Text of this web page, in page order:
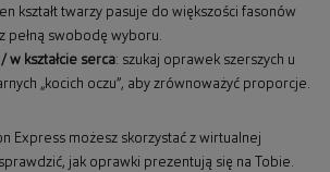
kształt twarzy pasuje do większości fasonów
pełną swobodę wyboru.
w kształcie serca: szukaj oprawek szerszych u
„kocich oczu”, aby zrównoważyć proporcje.
Express możesz skorzystać z wirtualnej
jak oprawki prezentują się na Tobie.